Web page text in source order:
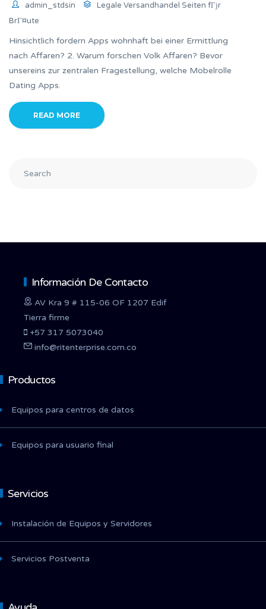
admin_stdsin
Legale Versandhandel Seiten fГјr
BrГ¤ute
Hinsichtlich fordern Apps wohnhaft bei einer Ermittlung
nach Affaren? 2. Warum forschen Volk Affaren? Bevor
unsereins zur zentralen Fragestellung, welche Mobelrolle
Dating Apps.
READ MORE
Información De Contacto
AV Kra 9 # 115-06 OF 1207 Edif
Tierra firme
+57 317 5073040
info@ritenterprise.com.co
Productos
Equipos para centros de datos
Equipos para usuario final
Servicios
Instalación de Equipos y Servidores
Servicios Postventa